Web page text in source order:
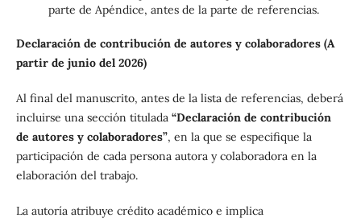
parte de Apéndice, antes de la parte de referencias.
Declaración de contribución de autores y colaboradores (A
partir de junio del 2026)
Al final del manuscrito, antes de la lista de referencias, deberá
incluirse una sección titulada “Declaración de contribución
de autores y colaboradores”, en la que se especifique la
participación de cada persona autora y colaboradora en la
elaboración del trabajo.
La autoría atribuye crédito académico e implica